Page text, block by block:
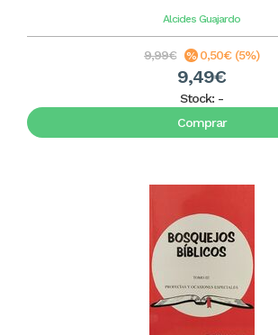
Alcides Guajardo
9,99€ 0,50€ (5%)
9,49€
Stock: -
Comprar